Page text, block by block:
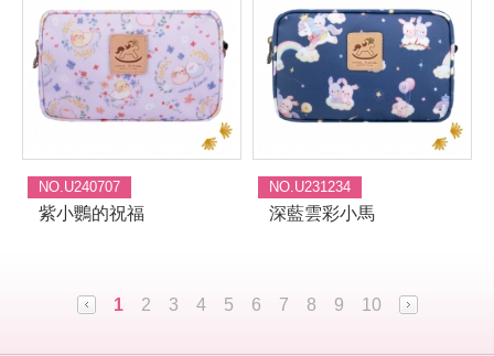
NO.U240707
紫小鸚的祝福
NO.U231234
深藍雲彩小馬
1 2 3 4 5 6 7 8 9 10